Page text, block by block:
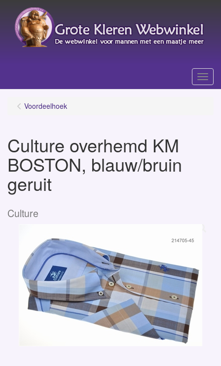
Menu
Voordeelhoek
Culture overhemd KM
BOSTON, blauw/bruin
geruit
Culture